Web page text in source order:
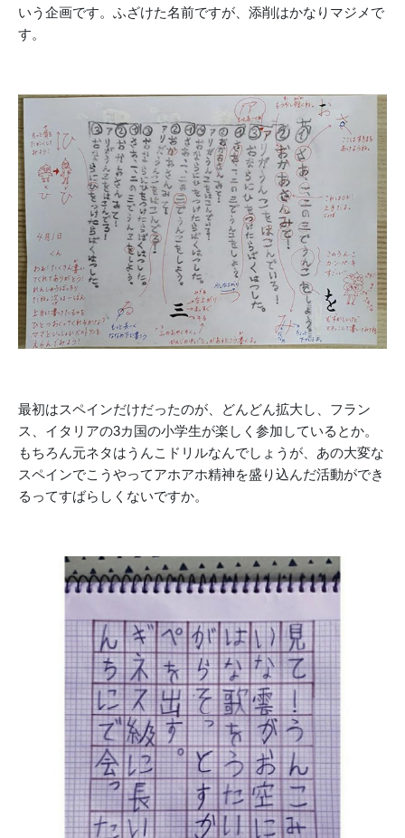
いう企画です。ふざけた名前ですが、添削はかなりマジメで
す。
最初はスペインだけだったのが、どんどん拡大し、フラン
ス、イタリアの3カ国の小学生が楽しく参加しているとか。
もちろん元ネタはうんこドリルなんでしょうが、あの大変な
スペインでこうやってアホアホ精神を盛り込んだ活動ができ
るってすばらしくないですか。